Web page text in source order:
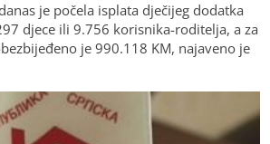
je počela isplata dječijeg dodatka
djece ili 9.756 korisnika-roditelja, a za
je 990.118 KM, najaveno je